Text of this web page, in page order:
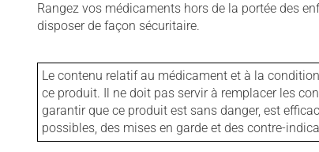
Rangez vos médicaments hors de la portée des
disposer de façon sécuritaire.
Le contenu relatif au médicament et à la
ce produit. Il ne doit pas servir à remplacer les
garantir que ce produit est sans danger, est
possibles, des mises en garde et des contre-